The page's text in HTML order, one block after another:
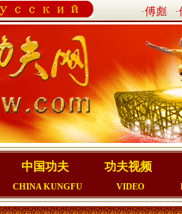
·傅彪
中国功夫
CHINA KUNGFU
功夫视频
VIDEO